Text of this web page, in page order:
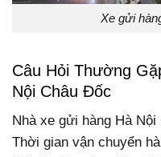
Xe gửi
Câu Hỏi Thường
Nội Châu Đốc
Nhà xe gửi hàng Hà
Thời gian vận chuyển